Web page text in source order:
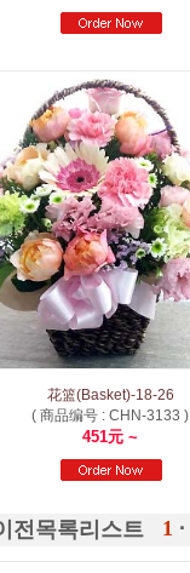
花篮(Basket)-18-26
( 商品编号 : CHN-3133 )
451元 ~
1